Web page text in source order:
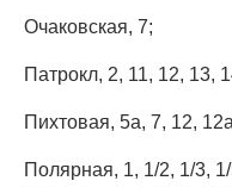
Очаковская, 7;
Патрокл, 2, 11, 12, 13,
Пихтовая, 5а, 7, 12,
Полярная, 1, 1/2, 1/3, 1/